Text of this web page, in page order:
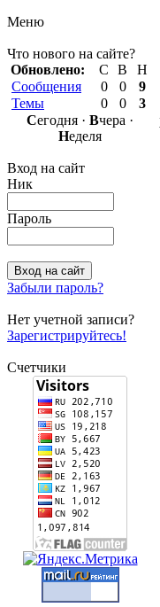
Меню
Что нового на сайте?
Обновлено:
С В
Н
Сообщения
0 0
9
Темы
0 0
3
Сегодня · Вчера ·
Неделя
Вход на сайт
Ник
Пароль
Забыли пароль?
Нет учетной записи?
Зарегистрируйтесь!
Счетчики